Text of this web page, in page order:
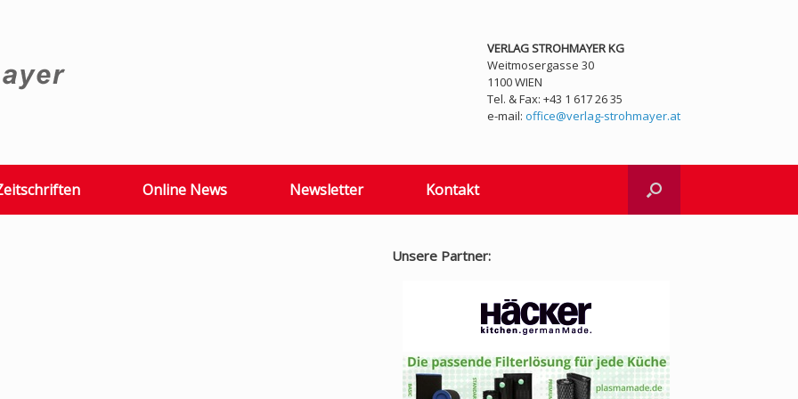
VERLAG STROHMAYER KG
Weitmosergasse 30
1100 WIEN
Tel. & Fax: +43 1 617 26 35
e-mail: office@verlag-strohmayer.at
Online News Newsletter Kontakt
Unsere Partner: